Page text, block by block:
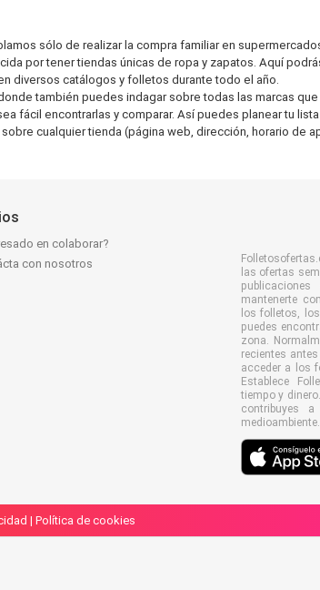
sólo de realizar la compra familiar en
por tener tiendas únicas de ropa y zapatos. Aquí
diversos catálogos y folletos durante todo el año.
también puedes indagar sobre todas las marcas
fácil encontrarlas y comparar. Así puedes planear tu
cualquier tienda (página web, dirección, horario de
en colaborar?
con nosotros
las ofertas
mantenerte
los folletos,
puedes
zona.
recientes
acceder a los
Establece
tiempo y
contribuyes
medioambiente.
| Política de cookies